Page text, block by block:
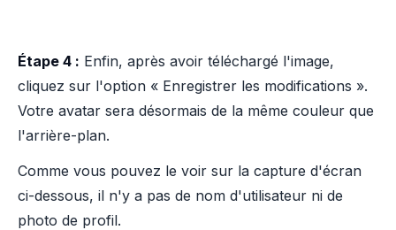
Étape 4 : Enfin, après avoir téléchargé l'image,
cliquez sur l'option « Enregistrer les modifications ».
Votre avatar sera désormais de la même couleur que
l'arrière-plan.
Comme vous pouvez le voir sur la capture d'écran
ci-dessous, il n'y a pas de nom d'utilisateur ni de
photo de profil.